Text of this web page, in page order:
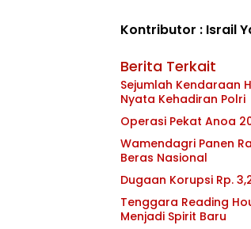
Kontributor : Israil
Berita Terkait
Sejumlah Kendaraan
Nyata Kehadiran Polri
Operasi Pekat Anoa
Wamendagri Panen
Beras Nasional
Dugaan Korupsi Rp.
Tenggara Reading
Menjadi Spirit Baru